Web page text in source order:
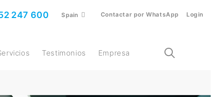
247 600 Spain Contactar por WhatsApp Login
Servicios Testimonios Empresa